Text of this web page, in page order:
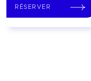
RÉSERVER